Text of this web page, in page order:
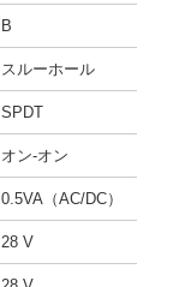
B
スルーホール
SPDT
オン-オン
0.5VA（AC/DC）
28 V